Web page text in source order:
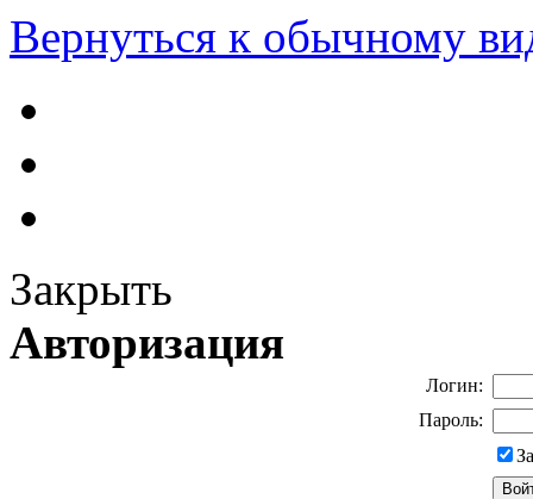
Вернуться к обычному
Закрыть
Авторизация
Логин:
Пароль: